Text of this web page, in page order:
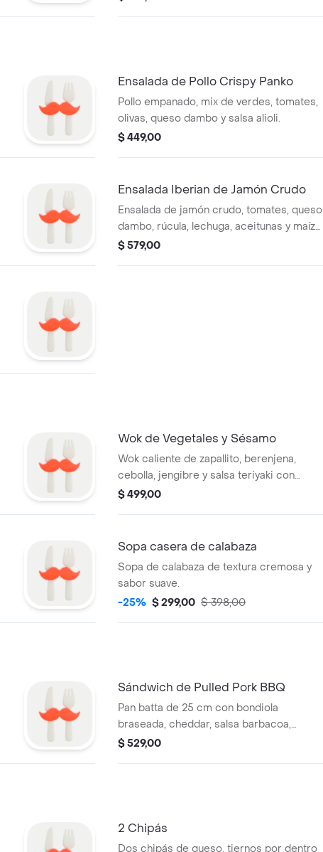
Ensalada de Pollo Crispy Panko
Pollo empanado, mix de verdes, tomates,
olivas, queso dambo y salsa alioli.
$ 449,00
Ensalada Iberian de Jamón Crudo
Ensalada de jamón crudo, tomates, queso
dambo, rúcula, lechuga, aceitunas y maíz
tostado.
$ 579,00
Wok de Vegetales y Sésamo
Wok caliente de zapallito, berenjena,
cebolla, jengibre y salsa teriyaki con
aceite de sésamo. Base a elección.
$ 499,00
Sopa casera de calabaza
Sopa de calabaza de textura cremosa y
sabor suave.
-25% $ 299,00 $ 398,00
Sándwich de Pulled Pork BBQ
Pan batta de 25 cm con bondiola
braseada, cheddar, salsa barbacoa,
tomate y cebolla.
$ 529,00
2 Chipás
Dos chipás de queso, tiernos por dentro